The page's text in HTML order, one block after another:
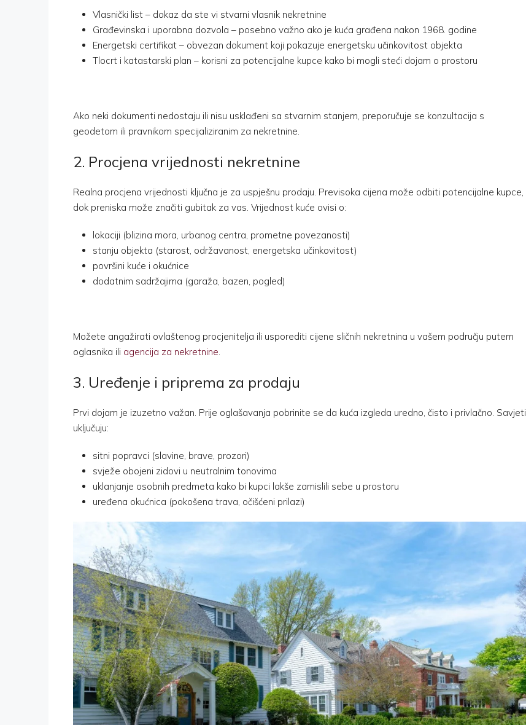
Vlasnički list – dokaz da ste vi stvarni vlasnik nekretnine
Građevinska i uporabna dozvola – posebno važno ako je kuća građena nakon 1968. godine
Energetski certifikat – obvezan dokument koji pokazuje energetsku učinkovitost objekta
Tlocrt i katastarski plan – korisni za potencijalne kupce kako bi mogli steći dojam o prostoru
Ako neki dokumenti nedostaju ili nisu usklađeni sa stvarnim stanjem, preporučuje se konzultacija s
geodetom ili pravnikom specijaliziranim za nekretnine.
2. Procjena vrijednosti nekretnine
Realna procjena vrijednosti ključna je za uspješnu prodaju. Previsoka cijena može odbiti potencijalne kupce,
dok preniska može značiti gubitak za vas. Vrijednost kuće ovisi o:
lokaciji (blizina mora, urbanog centra, prometne povezanosti)
stanju objekta (starost, održavanost, energetska učinkovitost)
površini kuće i okućnice
dodatnim sadržajima (garaža, bazen, pogled)
Možete angažirati ovlaštenog procjenitelja ili usporediti cijene sličnih nekretnina u vašem području putem
oglasnika ili agencija za nekretnine.
3. Uređenje i priprema za prodaju
Prvi dojam je izuzetno važan. Prije oglašavanja pobrinite se da kuća izgleda uredno, čisto i privlačno. Savjeti
uključuju:
sitni popravci (slavine, brave, prozori)
svježe obojeni zidovi u neutralnim tonovima
uklanjanje osobnih predmeta kako bi kupci lakše zamislili sebe u prostoru
uređena okućnica (pokošena trava, očišćeni prilazi)